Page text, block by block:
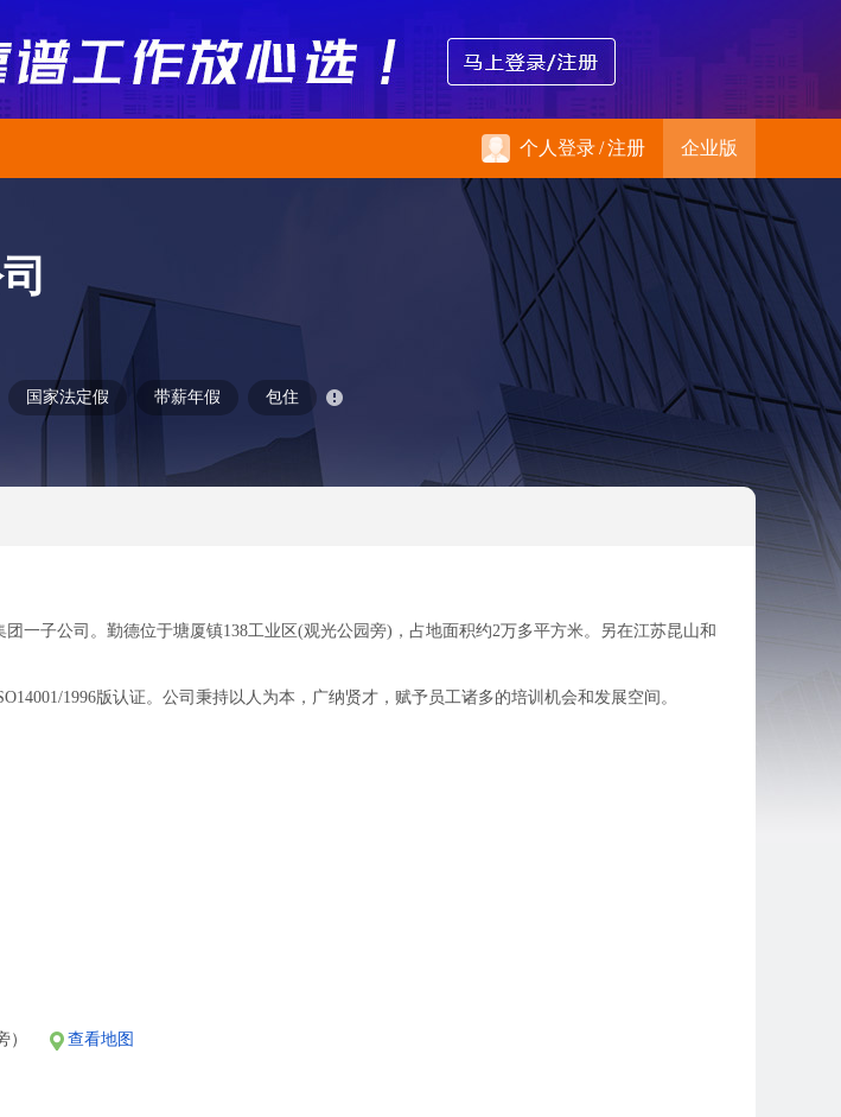
个人登录/注册 企业版
国家法定假 带薪年假 包住
一子公司。勤德位于塘厦镇138工业区(观光公园旁)，占地面积约2万多平方米。另在江苏昆山和
1996版认证。公司秉持以人为本，广纳贤才，赋予员工诸多的培训机会和发展空间。
定标淮；
；
） 查看地图